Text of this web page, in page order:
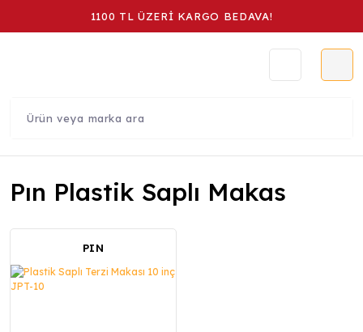
1100 TL ÜZERİ KARGO BEDAVA!
Pın Plastik Saplı Makas
PIN